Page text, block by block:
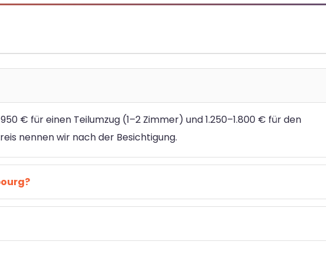
€ für einen Teilumzug (1–2 Zimmer) und 1.250–1.800 € für den
nennen wir nach der Besichtigung.